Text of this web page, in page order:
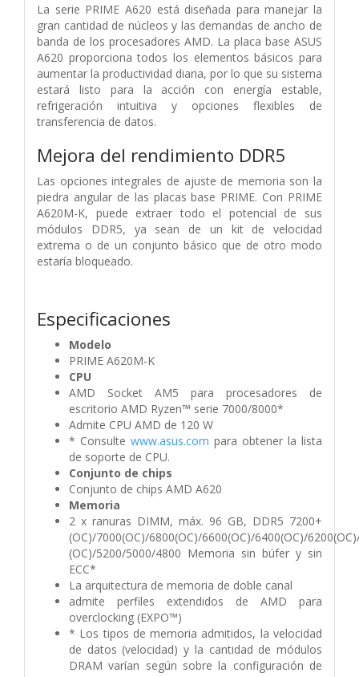
La serie PRIME A620 está diseñada para manejar la
gran cantidad de núcleos y las demandas de ancho de
banda de los procesadores AMD. La placa base ASUS
A620 proporciona todos los elementos básicos para
aumentar la productividad diaria, por lo que su sistema
estará listo para la acción con energía estable,
refrigeración intuitiva y opciones flexibles de
transferencia de datos.
Mejora del rendimiento DDR5
Las opciones integrales de ajuste de memoria son la
piedra angular de las placas base PRIME. Con PRIME
A620M-K, puede extraer todo el potencial de sus
módulos DDR5, ya sean de un kit de velocidad
extrema o de un conjunto básico que de otro modo
estaría bloqueado.
Especificaciones
Modelo
PRIME A620M-K
CPU
AMD Socket AM5 para procesadores de
escritorio AMD Ryzen™ serie 7000/8000*
Admite CPU AMD de 120 W
* Consulte www.asus.com para obtener la lista
de soporte de CPU.
Conjunto de chips
Conjunto de chips AMD A620
Memoria
2 x ranuras DIMM, máx. 96 GB, DDR5 7200+
(OC)/7000(OC)/6800(OC)/6600(OC)/6400(OC)/
(OC)/5200/5000/4800 Memoria sin búfer y sin
ECC*
La arquitectura de memoria de doble canal
admite perfiles extendidos de AMD para
overclocking (EXPO™)
* Los tipos de memoria admitidos, la velocidad
de datos (velocidad) y la cantidad de módulos
DRAM varían según sobre la configuración de